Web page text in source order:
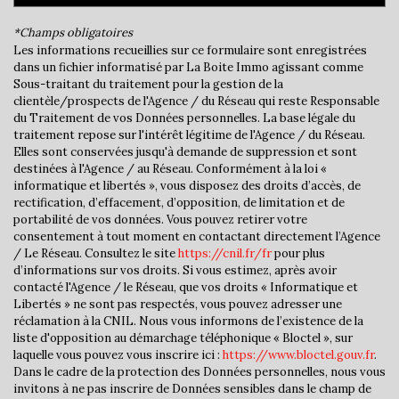
Collège
École maternelle
École primaire
Lycée
Bureau de poste
Mairie
Presse et Tabac
statistiques
Nombre d'habitants
36 240
Propriétaires (vs. locataires)
31,78 %
Taxe habitation
16,72 %
*Champs obligatoires
Les informations recueillies sur ce formulaire sont enregistrées
dans un fichier informatisé par La Boite Immo agissant comme
Sous-traitant du traitement pour la gestion de la
clientèle/prospects de l'Agence / du Réseau qui reste Responsable
du Traitement de vos Données personnelles. La base légale du
traitement repose sur l'intérêt légitime de l'Agence / du Réseau.
Elles sont conservées jusqu'à demande de suppression et sont
destinées à l'Agence / au Réseau. Conformément à la loi «
informatique et libertés », vous disposez des droits d’accès, de
rectification, d’effacement, d’opposition, de limitation et de
portabilité de vos données. Vous pouvez retirer votre
consentement à tout moment en contactant directement l’Agence
/ Le Réseau. Consultez le sitehttps://cnil.fr/frpour plus
d’informations sur vos droits. Si vous estimez, après avoir
contacté l'Agence / le Réseau, que vos droits « Informatique et
Libertés » ne sont pas respectés, vous pouvez adresser une
réclamation à la CNIL. Nous vous informons de l’existence de la
liste d'opposition au démarchage téléphonique « Bloctel », sur
laquelle vous pouvez vous inscrire ici : https://www.bloctel.gouv.fr.
Dans le cadre de la protection des Données personnelles, nous vous
invitons à ne pas inscrire de Données sensibles dans le champ de